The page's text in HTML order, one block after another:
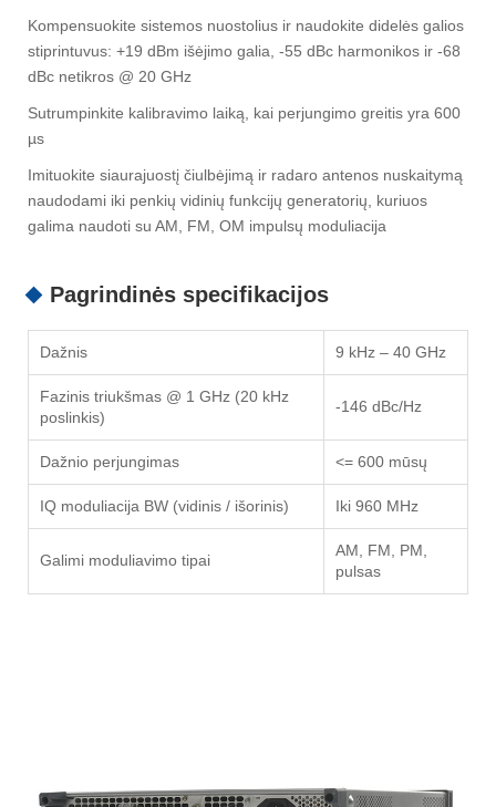
Kompensuokite sistemos nuostolius ir naudokite didelės galios
stiprintuvus: +19 dBm išėjimo galia, -55 dBc harmonikos ir -68
dBc netikros @ 20 GHz
Sutrumpinkite kalibravimo laiką, kai perjungimo greitis yra 600
µs
Imituokite siaurajuostį čiulbėjimą ir radaro antenos nuskaitymą
naudodami iki penkių vidinių funkcijų generatorių, kuriuos
galima naudoti su AM, FM, OM impulsų moduliacija
Pagrindinės specifikacijos
Dažnis 9 kHz – 40 GHz
Fazinis triukšmas @ 1 GHz (20 kHz
poslinkis)
-146 dBc/Hz
Dažnio perjungimas <= 600 mūsų
IQ moduliacija BW (vidinis / išorinis) Iki 960 MHz
Galimi moduliavimo tipai
AM, FM, PM,
pulsas